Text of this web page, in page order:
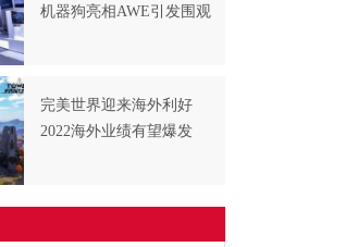
机器狗亮相AWE引发围观
完美世界迎来海外利好
2022海外业绩有望爆发